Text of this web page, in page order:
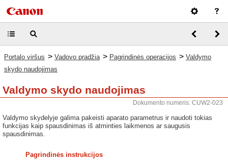
Portalo viršus > Vadovo pradžia > Pagrindinės operacijos > Valdymo
skydo naudojimas
Valdymo skydo naudojimas
Dokumento numeris: CUW2-023
Valdymo skydelyje galima pakeisti aparato parametrus ir naudoti tokias
funkcijas kaip spausdinimas iš atminties laikmenos ar saugusis
spausdinimas.
Pagrindinės instrukcijos